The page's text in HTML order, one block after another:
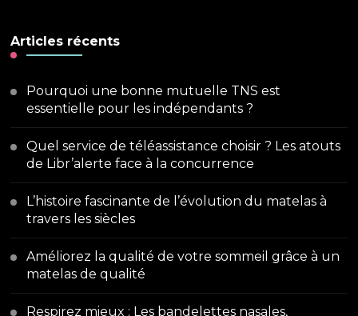
Articles récents
Pourquoi une bonne mutuelle TNS est
essentielle pour les indépendants ?
Quel service de téléassistance choisir ? Les atouts
de Libr’alerte face à la concurrence
L’histoire fascinante de l’évolution du matelas à
travers les siècles
Améliorez la qualité de votre sommeil grâce à un
matelas de qualité
Respirez mieux : Les bandelettes nasales,